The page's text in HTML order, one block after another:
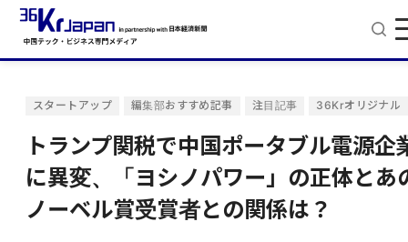
スタートアップ 編集部おすすめ記事 注目記事 36Krオリジナル
トランプ関税で中国ポータブル電源企
に異変、「ヨシノパワー」の正体とあ
ノーベル賞受賞者との関係は？